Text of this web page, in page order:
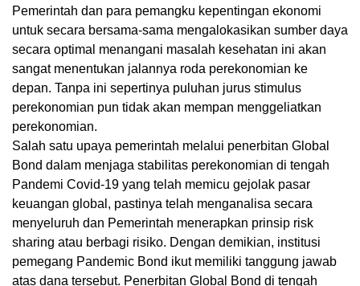
Pemerintah dan para pemangku kepentingan ekonomi
untuk secara bersama-sama mengalokasikan sumber daya
secara optimal menangani masalah kesehatan ini akan
sangat menentukan jalannya roda perekonomian ke
depan. Tanpa ini sepertinya puluhan jurus stimulus
perekonomian pun tidak akan mempan menggeliatkan
perekonomian.
Salah satu upaya pemerintah melalui penerbitan Global
Bond dalam menjaga stabilitas perekonomian di tengah
Pandemi Covid-19 yang telah memicu gejolak pasar
keuangan global, pastinya telah menganalisa secara
menyeluruh dan Pemerintah menerapkan prinsip risk
sharing atau berbagi risiko. Dengan demikian, institusi
pemegang Pandemic Bond ikut memiliki tanggung jawab
atas dana tersebut. Penerbitan Global Bond di tengah